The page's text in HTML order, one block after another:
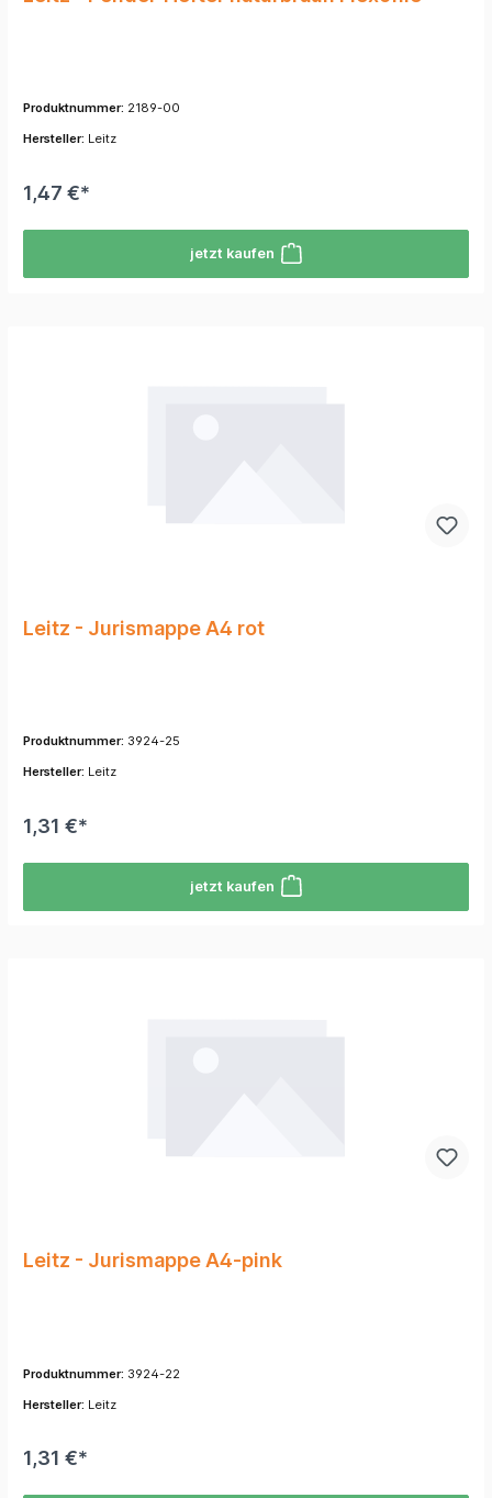
Produktnummer: 2189-00
Hersteller: Leitz
1,47 €*
jetzt kaufen
Leitz - Jurismappe A4 rot
Produktnummer: 3924-25
Hersteller: Leitz
1,31 €*
jetzt kaufen
Leitz - Jurismappe A4-pink
Produktnummer: 3924-22
Hersteller: Leitz
1,31 €*